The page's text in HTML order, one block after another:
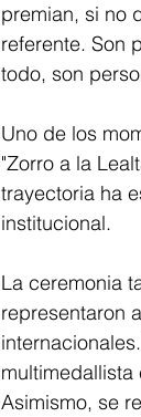
premian, si no
referente. Son
todo, son
Uno de los
"Zorro a la
trayectoria ha
institucional.
La ceremonia
representaron
Asimismo, se